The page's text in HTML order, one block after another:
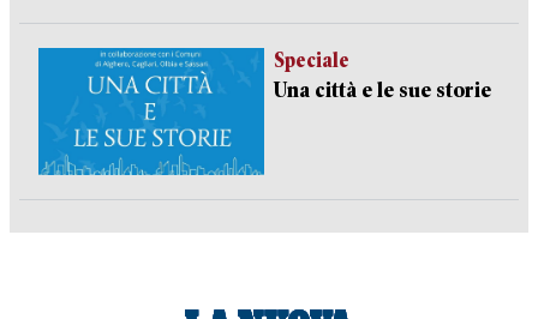
Speciale
Una città e le sue storie